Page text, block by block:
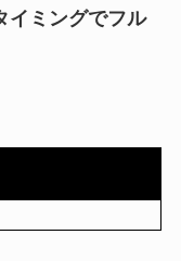
イミングでフル